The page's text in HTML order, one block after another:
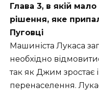
Глава 3, в якій
рішення, яке
Пуговці
Машиніста Лукаса
необхідно
так як Джим зростає
перенаселення.